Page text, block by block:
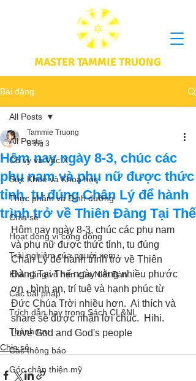
MASTER TAMMIE TRUONG
Bài đăng
All Posts
Cô vy và Vắc X
Sức Khoẻ và Khoa học
Thực phầm và Dinh dưỡng
Chia sẻ
Hoạt động vì cộng đồng
Trải nghiệm của người xem
Khả năng vô hạn của Niết Bàn
Các bài pháp
Trích dẫn hay trong Sách CL&NL
Thành tựu
Các thông báo
Góc chân thiện mỹ
All Posts
Hôm nay ngày 8-3, chúc các
phụ nam và phụ nữ được thức
tỉnh, tu đúng Chân Lý để hành
trình trở về Thiên Đàng Tại Thế
Tammie Truong
8 thg 3
Hôm nay ngày 8-3, chúc các phụ nam
và phụ nữ được thức tỉnh, tu đúng
Chân Lý để hành trình trở về Thiên
Đàng Tại Thế ngày càng nhiều phước
ơn , bình an, trí tuệ và hạnh phúc từ
Đức Chúa Trời nhiều hơn.  Ai thích và
share sẽ được nhận lời chúc.  Hihi.
Love God and God's people
Chia sẻ